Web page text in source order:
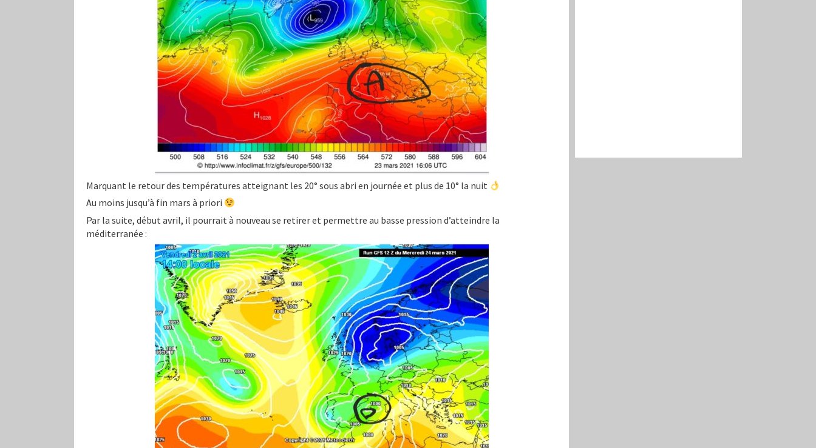
Marquant le retour des températures atteignant les 20° sous abri en journée et plus de 10° la nuit
Au moins jusqu’à fin mars à priori
Par la suite, début avril, il pourrait à nouveau se retirer et permettre au basse pression d’atteindre la
méditerranée :